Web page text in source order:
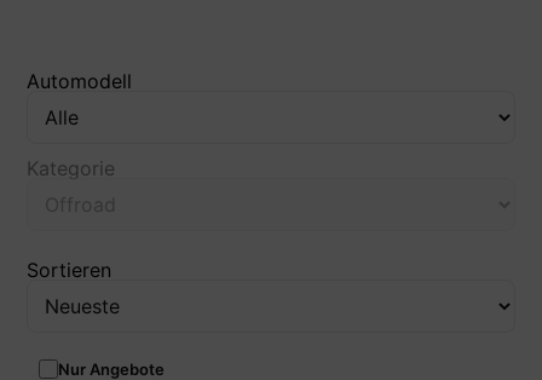
Automodell
Kategorie
Sortieren
Nur Angebote